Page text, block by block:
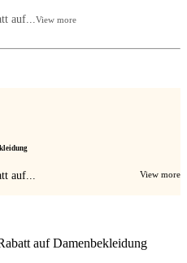
auf...View more
auf... View more
auf Damenbekleidung